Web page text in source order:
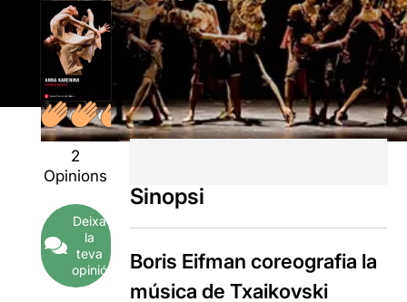
2
Opinions
Deixa
la
teva
opinió
Sinopsi
Boris Eifman coreografia la
música de Txaikovski